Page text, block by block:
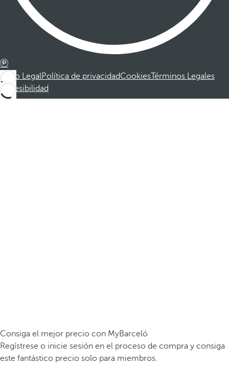
Aviso LegalPolítica de privacidadCookiesTérminos Legales
Accesibilidad
Consiga el mejor precio con MyBarceló
Regístrese o inicie sesión en el proceso de compra y consiga
este fantástico precio solo para miembros.